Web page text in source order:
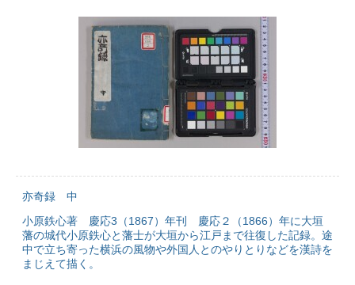
亦奇録 中
小原鉄心著 慶応3（1867）年刊 慶応２（1866）年に大垣
藩の城代小原鉄心と藩士が大垣から江戸まで往復した記録。途
中で立ち寄った横浜の風物や外国人とのやりとりなどを漢詩を
まじえて描く。